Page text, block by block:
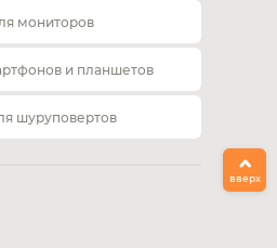
мониторов
и планшетов
шуруповертов
вверх